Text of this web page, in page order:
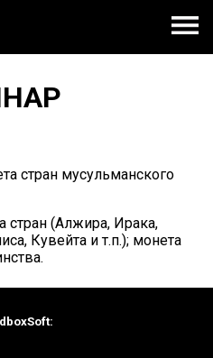
стран мусульманского
стран (Алжира, Ирака,
Кувейта и т.п.); монета